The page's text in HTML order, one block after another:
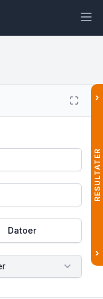
Datoer
›
RESULTATER
›